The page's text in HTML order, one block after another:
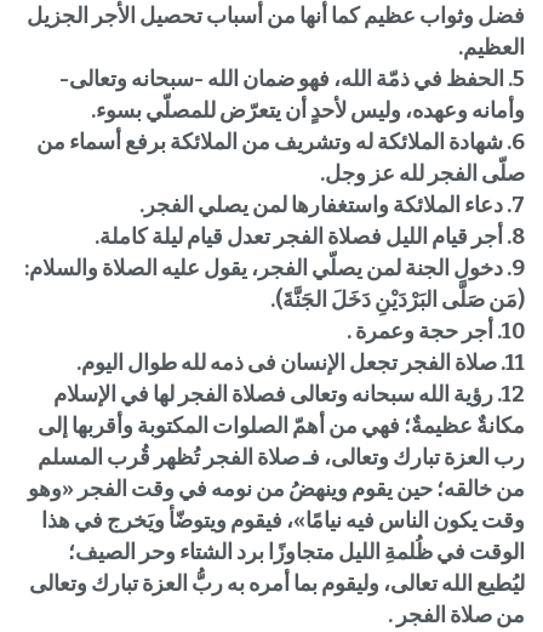
فضل وثواب عظيم كما أنها من أسباب تحصيل الأجر الجزيل
العظيم.
5. الحفظ في ذمّة الله، فهو ضمان الله -سبحانه وتعالى-
وأمانه وعهده، وليس لأحدٍ أن يتعرّض للمصلّي بسوء.
6. شهادة الملائكة له وتشريف من الملائكة برفع أسماء من
صلّى الفجر لله عز وجل.
7. دعاء الملائكة واستغفارها لمن يصلي الفجر.
8. أجر قيام الليل فصلاة الفجر تعدل قيام ليلة كاملة.
9. دخول الجنة لمن يصلّي الفجر، يقول عليه الصلاة والسلام:
(مَن صَلَّى البَرْدَيْنِ دَخَلَ الجَنَّةَ).
10. أجر حجة وعمرة .
11. صلاة الفجر تجعل الإنسان فى ذمه لله طوال اليوم.
12. رؤية الله سبحانه وتعالى فصلاة الفجر لها في الإسلام
مكانةٌ عظيمةٌ؛ فهي من أهمّ الصلوات المكتوبة وأقربها إلى
رب العزة تبارك وتعالى، فـ صلاة الفجر تُظهر قُرب المسلم
من خالقه؛ حين يقوم وينهضُ من نومه في وقت الفجر «وهو
وقت يكون الناس فيه نيامًا»، فيقوم ويتوضّأ ويَخرج في هذا
الوقت في ظُلمةِ الليل متجاوزًا برد الشتاء وحر الصيف؛
ليُطيع الله تعالى، وليقوم بما أمره به ربُّ العزة تبارك وتعالى
من صلاة الفجر .